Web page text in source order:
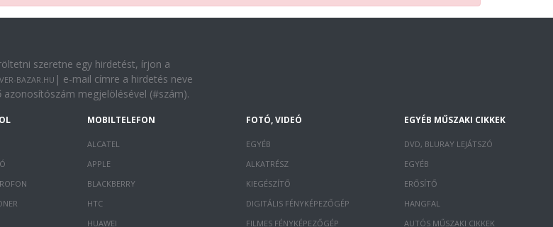
szeretne egy hirdetést, írjon a
BAZAR.HU | e-mail címre a hirdetés neve
azonosítószám megjelölésével (#szám).
MOBILTELEFON
ALCATEL
APPLE
BLACKBERRY
HTC
HUAWEI
FOTÓ, VIDEÓ
EGYÉB
ALKATRÉSZ
KIEGÉSZÍTŐ
DIGITÁLIS FÉNYKÉPEZŐGÉP
FILMES FÉNYKÉPEZŐGÉP
EGYÉB MŰSZAKI CIKKEK
DVD, BLURAY LEJÁTSZÓ
EGYÉB
ERŐSÍTŐ
HANGFAL
AUTÓS MŰSZAKI CIKKEK